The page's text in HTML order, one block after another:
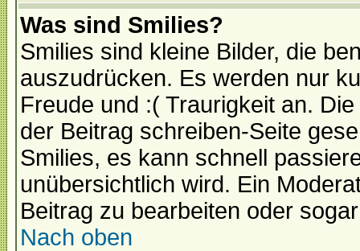
Was sind Smilies?
Smilies sind kleine Bilder, die
auszudrücken. Es werden nur
Freude und :( Traurigkeit an.
der Beitrag schreiben-Seite
Smilies, es kann schnell
unübersichtlich wird. Ein
Beitrag zu bearbeiten oder
Nach oben